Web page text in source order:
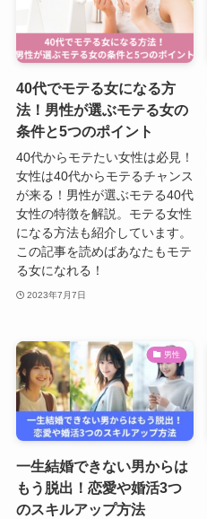
40代でモテる女になる方
法！男性が選ぶモテる女の
条件と5つのポイント
40代からモテたい女性は必見！
女性は40代からモテるチャンス
が来る！男性が選ぶモテる40代
女性の特徴を解説。モテる女性
になる方法も紹介しています。
この記事を読めばあなたもモテ
る女になれる！
2023年7月7日
男性
一生結婚できない男からは
もう脱出！恋愛や婚活3つ
のスキルアップ方法